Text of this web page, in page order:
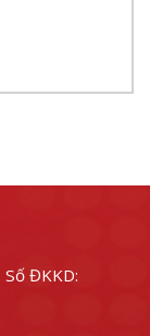
Số ĐKKD: